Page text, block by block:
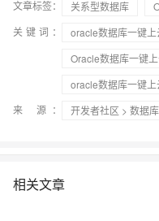
文章标签： 关系型数据库
关键词：
oracle数据库一键上
Oracle数据库一键
oracle数据库一键
来 源：
开发者社区 > 数据库
相关文章